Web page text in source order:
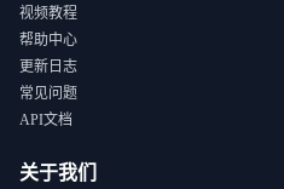
视频教程
帮助中心
更新日志
常见问题
API文档
关于我们